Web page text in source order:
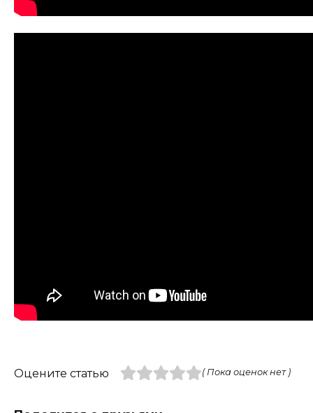
Оцените статью ( Пока оценок нет )